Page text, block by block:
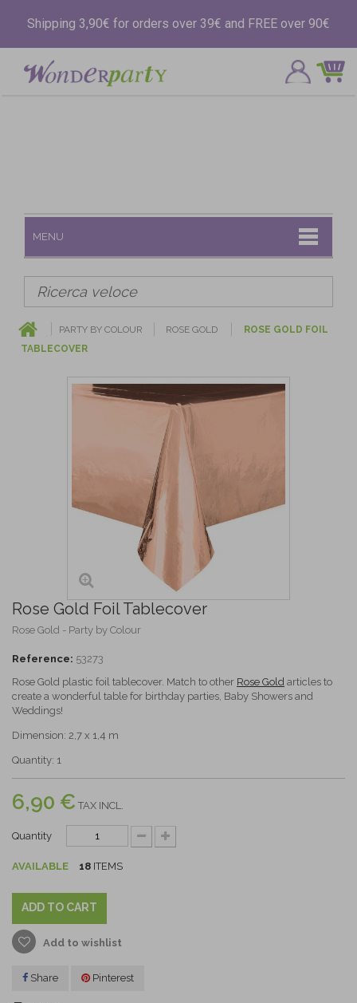
Shipping 3,90€ for orders over 39€ and FREE over 90€
MENU
PARTY BY COLOUR ROSE GOLD
ROSE GOLD FOIL
TABLECOVER
Rose Gold Foil Tablecover
Rose Gold - Party by Colour
Reference: 53273
Rose Gold plastic foil tablecover. Match to other Rose Gold articles to
create a wonderful table for birthday parties, Baby Showers and
Weddings!
Dimension: 2,7 x 1,4 m
Quantity: 1
6,90 € TAX INCL.
Quantity
AVAILABLE 18 ITEMS
ADD TO CART
Add to wishlist
Share Pinterest